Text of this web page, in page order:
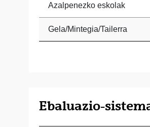
Azalpenezko eskolak
Gela/Mintegia/Tailerra
Ebaluazio-